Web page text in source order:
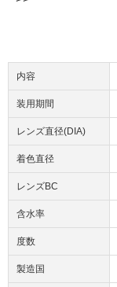
内容
装用期間
レンズ直径(DIA)
着色直径
レンズBC
含水率
度数
製造国